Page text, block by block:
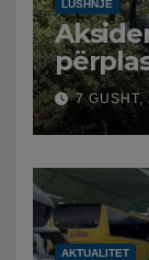
LUSHNJË
7 GUSHT,
AKTUALITET